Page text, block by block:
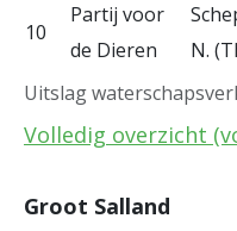
Uitslag
10
Partij voor
de Dieren
N.
Volledig overzicht
Groot Salland